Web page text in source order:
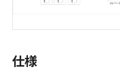
仕様